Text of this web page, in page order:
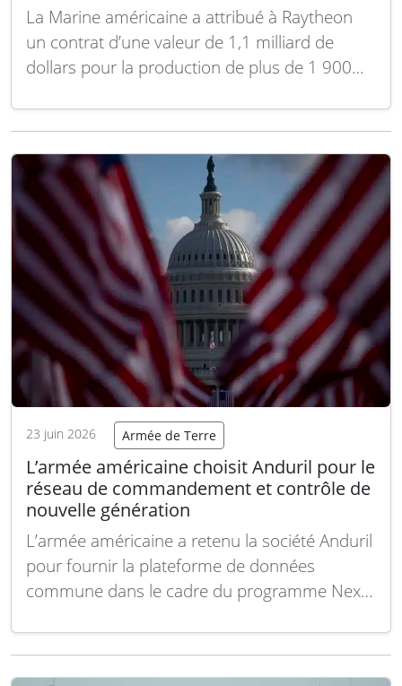
La Marine américaine a attribué à Raytheon
un contrat d’une valeur de 1,1 milliard de
dollars pour la production de plus de 1 900
commande comprend également le matériel
besoins des forces armées américaines ainsi
qu’aux ventes…
Lire la suite
23 juin 2026 Armée de Terre
L’armée américaine choisit Anduril pour le
réseau de commandement et contrôle de
nouvelle génération
L’armée américaine a retenu la société Anduril
pour fournir la plateforme de données
commune dans le cadre du programme Next
destiné à la prochaine génération de réseaux